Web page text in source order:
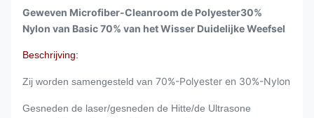
Geweven Microfiber-Cleanroom de Polyester30%
Nylon van Basic 70% van het Wisser Duidelijke Weefsel
Beschrijving:
Zij worden samengesteld van 70%-Polyester en 30%-Nylon
Gesneden de laser/gesneden de Hitte/de Ultrasone